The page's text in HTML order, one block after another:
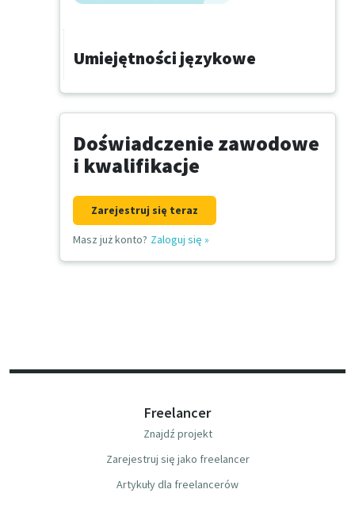
Umiejętności językowe
Doświadczenie zawodowe
i kwalifikacje
Zarejestruj się teraz
Masz już konto? Zaloguj się »
Freelancer
Znajdź projekt
Zarejestruj się jako freelancer
Artykuły dla freelancerów